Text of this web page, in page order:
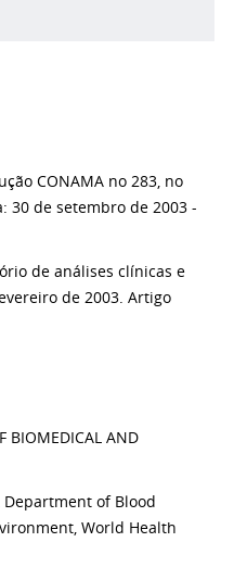
CONAMA no 283, no
30 de setembro de 2003 -
de análises clínicas e
de 2003. Artigo
BIOMEDICAL AND
of Blood
World Health